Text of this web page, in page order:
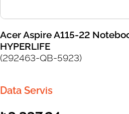
Acer Aspire A115-22
HYPERLIFE
(292463-QB-5923)
Data Servis